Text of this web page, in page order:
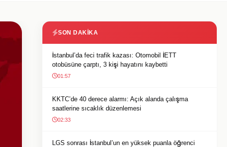
SON DAKIKA
İstanbul’da feci trafik kazası: Otomobil İETT
otobüsüne çarptı, 3 kişi hayatını kaybetti
01:57
KKTC’de 40 derece alarmı: Açık alanda çalışma
saatlerine sıcaklık düzenlemesi
02:33
LGS sonrası İstanbul’un en yüksek puanla öğrenci